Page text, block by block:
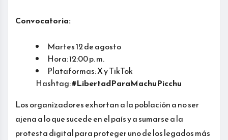
Convocatoria:
Martes 12 de agosto
Hora: 12:00 p. m.
Plataformas: X y TikTok
Hashtag:#LibertadParaMachuPicchu
Los organizadores exhortan a la población a no ser
ajena a lo que sucede en el país y a sumarse a la
protesta digital para proteger uno de los legados más